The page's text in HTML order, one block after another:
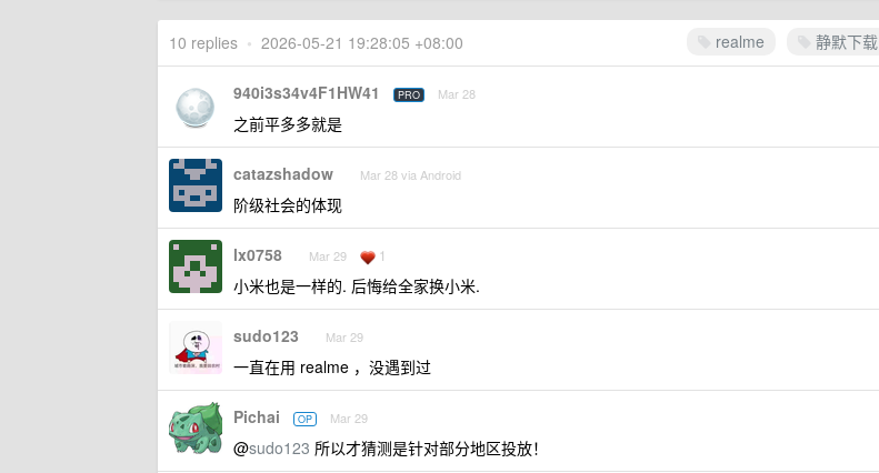
realme 静默下载
10 replies • 2026-05-21 19:28:05 +08:00
940i3s34v4F1HW41 PRO Mar 28
之前平多多就是
catazshadow Mar 28 via Android
阶级社会的体现
lx0758 Mar 29 1
小米也是一样的. 后悔给全家换小米.
sudo123 Mar 29
一直在用 realme ，没遇到过
Pichai OP Mar 29
@sudo123 所以才猜测是针对部分地区投放！